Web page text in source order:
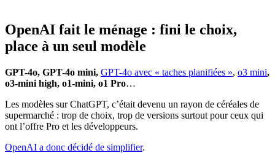
OpenAI fait le ménage : fini le choix,
place à un seul modèle
GPT-4o, GPT-4o mini, GPT-4o avec « taches planifiées », o3 mini,
o3-mini high, o1-mini, o1 Pro…
Les modèles sur ChatGPT, c’était devenu un rayon de céréales de
supermarché : trop de choix, trop de versions surtout pour ceux qui
ont l’offre Pro et les développeurs.
OpenAI a donc décidé de simplifier.